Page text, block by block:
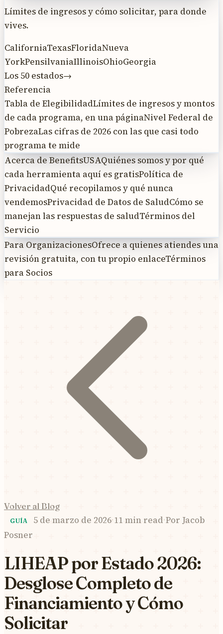
Límites de ingresos y cómo solicitar, para donde
vives.
CaliforniaTexasFloridaNueva
YorkPensilvaniaIllinoisOhioGeorgia
Los 50 estados→
Referencia
Tabla de ElegibilidadLímites de ingresos y montos
de cada programa, en una páginaNivel Federal de
PobrezaLas cifras de 2026 con las que casi todo
programa te mide
Acerca de BenefitsUSAQuiénes somos y por qué
cada herramienta aquí es gratisPolítica de
PrivacidadQué recopilamos y qué nunca
vendemosPrivacidad de Datos de SaludCómo se
manejan las respuestas de saludTérminos del
Servicio
Para OrganizacionesOfrece a quienes atiendes una
revisión gratuita, con tu propio enlaceTérminos
para Socios
Volver al Blog
GUÍA 5 de marzo de 2026·11 min read·Por Jacob
Posner
LIHEAP por Estado 2026:
Desglose Completo de
Financiamiento y Cómo
Solicitar